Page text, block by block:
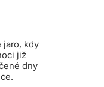
jaro, kdy
již
dny